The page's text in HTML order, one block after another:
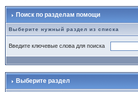
Поиск по разделам помощи
Выберите нужный раздел из списка
Введите ключевые слова для поиска
Выберите раздел